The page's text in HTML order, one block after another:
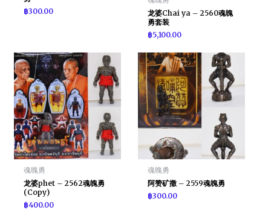
฿300.00
龙婆Chai ya – 2560魂魄
勇套装
฿5,100.00
魂魄勇
龙婆phet – 2562魂魄勇
(Copy)
฿400.00
魂魄勇
阿赞矿撒 – 2559魂魄勇
฿300.00